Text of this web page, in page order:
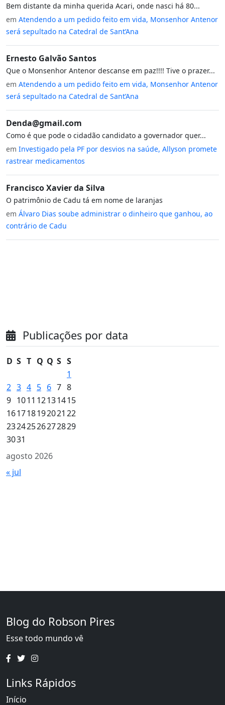
Bem distante da minha querida Acari, onde nasci há 80...
em Atendendo a um pedido feito em vida, Monsenhor Antenor
será sepultado na Catedral de Sant’Ana
Ernesto Galvão Santos
Que o Monsenhor Antenor descanse em paz!!!! Tive o prazer...
em Atendendo a um pedido feito em vida, Monsenhor Antenor
será sepultado na Catedral de Sant’Ana
Denda@gmail.com
Como é que pode o cidadão candidato a governador quer...
em Investigado pela PF por desvios na saúde, Allyson promete
rastrear medicamentos
Francisco Xavier da Silva
O patrimônio de Cadu tá em nome de laranjas
em Álvaro Dias soube administrar o dinheiro que ganhou, ao
contrário de Cadu
Publicações por data
agosto 2026
D S T Q Q S S
1
2 3 4 5 6 7 8
9 1011 12131415
161718192021 22
23242526272829
3031
« jul
Blog do Robson Pires
Esse todo mundo vê
Links Rápidos
Início